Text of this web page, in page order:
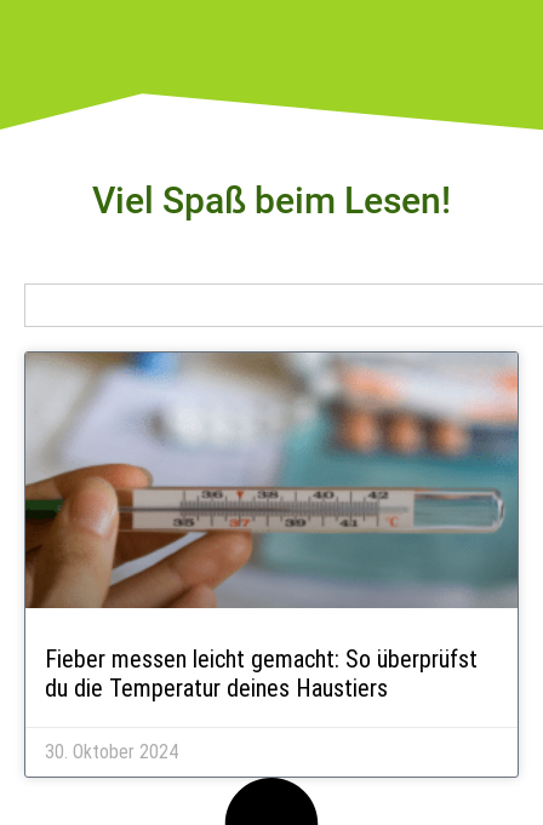
Viel Spaß beim Lesen!
Fieber messen leicht gemacht: So überprüfst
du die Temperatur deines Haustiers
30. Oktober 2024